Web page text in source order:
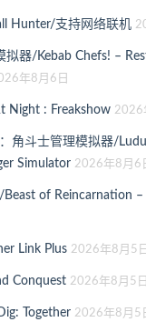
Hunter/支持网络联机
拟器/Kebab Chefs! –
年8月6日
Night : Freakshow 2026
角斗士管理模拟器/
Simulator 2026年8月6
of Reincarnation
Link Plus 2026年8月5日
Conquest 2026年8月5日
Together 2026年8月5